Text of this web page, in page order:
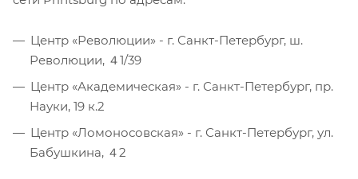
Центр «Революции» - г. Санкт-Петербург, ш.
Революции, ４1/39
Центр «Академическая» - г. Санкт-Петербург, пр.
Науки, 19 к.2
Центр «Ломоносовская» - г. Санкт-Петербург, ул.
Бабушкина, ４2